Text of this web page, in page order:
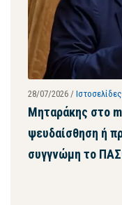
28/07/2026 / Ιστοσελίδες
Μηταράκης στο
ψευδαίσθηση ή
συγγνώμη το